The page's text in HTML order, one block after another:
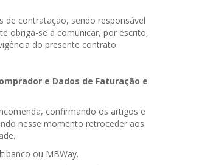
de contratação, sendo responsável
obriga-se a comunicar, por escrito,
do presente contrato.
e Dados de Faturação e
confirmando os artigos e
nesse momento retroceder aos
ou MBWay.